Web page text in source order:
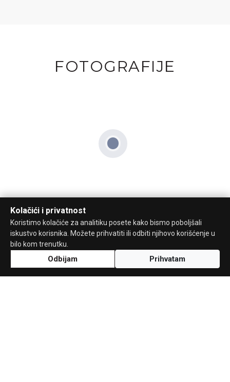
FOTOGRAFIJE
Kolačići i privatnost
Koristimo kolačiće za analitiku posete kako bismo poboljšali
iskustvo korisnika. Možete prihvatiti ili odbiti njihovo korišćenje u
bilo kom trenutku.
Odbijam Prihvatam